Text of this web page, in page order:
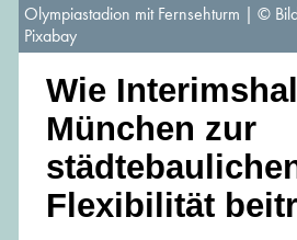
Olympiastadion mit Fernsehturm | ©
Pixabay
Wie
München zur
Flexibilität